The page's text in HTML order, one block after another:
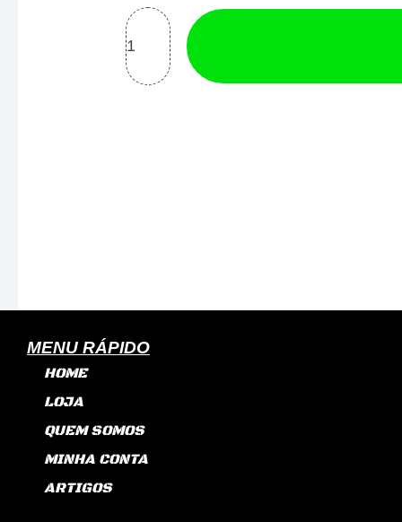
GOL
AP
MOPU
MENU RÁPIDO
HOME
LOJA
QUEM SOMOS
MINHA CONTA
ARTIGOS